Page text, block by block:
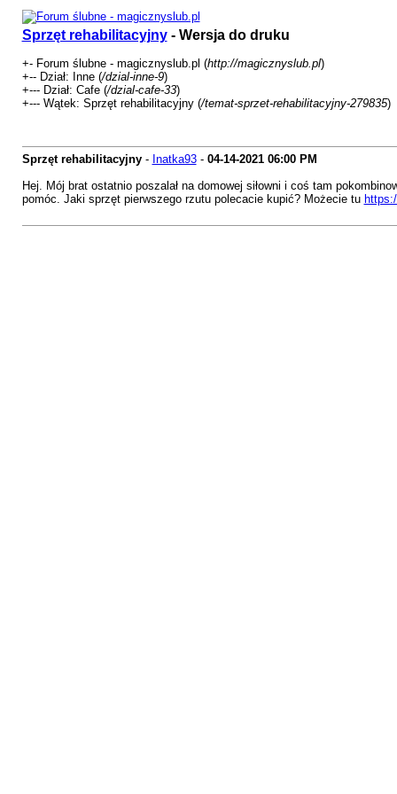
Sprzęt rehabilitacyjny- Wersja do druku
+- Forum ślubne - magicznyslub.pl (http://magicznyslub.pl)
+-- Dział: Inne (/dzial-inne-9)
+--- Dział: Cafe (/dzial-cafe-33)
+--- Wątek: Sprzęt rehabilitacyjny (/temat-sprzet-rehabilitacyjny-279835)
Sprzęt rehabilitacyjny- Inatka93- 04-14-2021 06:00 PM
Hej. Mój brat ostatnio poszalał na domowej siłowni i coś tam
pomóc. Jaki sprzęt pierwszego rzutu polecacie kupić? Możecie tu